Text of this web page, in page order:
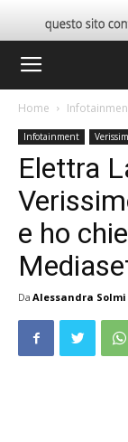
Home
Infotainment
Elettra
e ho
Da Alessandra Solmi